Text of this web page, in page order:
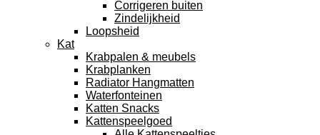
Corrigeren buiten
Zindelijkheid
Loopsheid
Kat
Krabpalen & meubels
Krabplanken
Radiator Hangmatten
Waterfonteinen
Katten Snacks
Kattenspeelgoed